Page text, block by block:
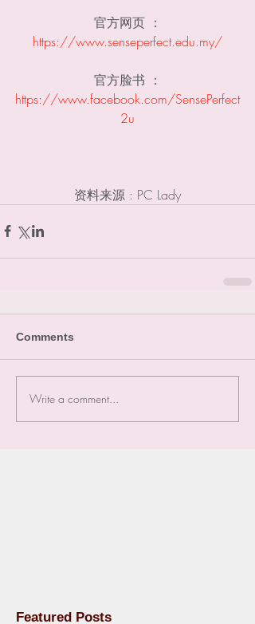
官方网页 ：
https://www.senseperfect.edu.my​/
官方脸书 ：
https://www.facebook.com/SensePerfect
2u
资料来源 : PC Lady
Comments
Write a comment...
Featured Posts